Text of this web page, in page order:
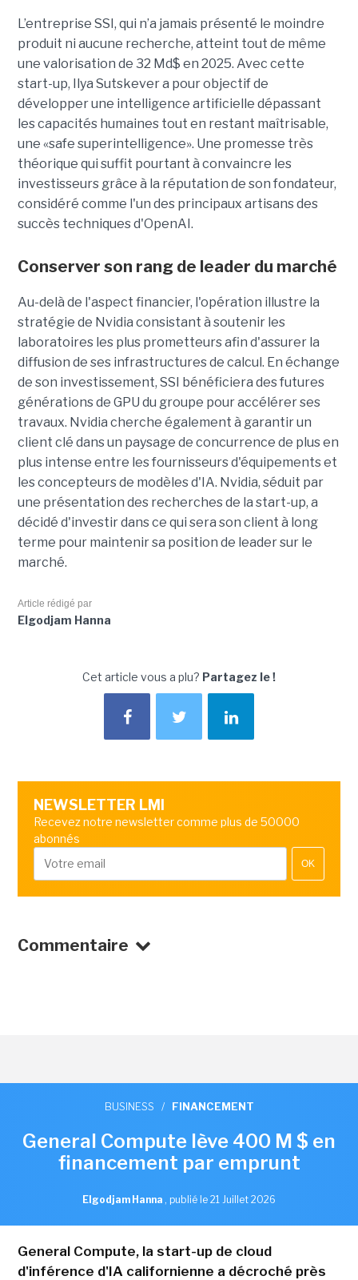
L’entreprise SSI, qui n’a jamais présenté le moindre
produit ni aucune recherche, atteint tout de même
une valorisation de 32 Md$ en 2025. Avec cette
start-up, Ilya Sutskever a pour objectif de
développer une intelligence artificielle dépassant
les capacités humaines tout en restant maîtrisable,
une «safe superintelligence». Une promesse très
théorique qui suffit pourtant à convaincre les
investisseurs grâce à la réputation de son fondateur,
considéré comme l'un des principaux artisans des
succès techniques d'OpenAI.
Conserver son rang de leader du marché
Au-delà de l'aspect financier, l'opération illustre la
stratégie de Nvidia consistant à soutenir les
laboratoires les plus prometteurs afin d'assurer la
diffusion de ses infrastructures de calcul. En échange
de son investissement, SSI bénéficiera des futures
générations de GPU du groupe pour accélérer ses
travaux. Nvidia cherche également à garantir un
client clé dans un paysage de concurrence de plus en
plus intense entre les fournisseurs d'équipements et
les concepteurs de modèles d'IA. Nvidia, séduit par
une présentation des recherches de la start-up, a
décidé d'investir dans ce qui sera son client à long
terme pour maintenir sa position de leader sur le
marché.
Article rédigé par
Elgodjam Hanna
Cet article vous a plu? Partagez le !
NEWSLETTER LMI
Recevez notre newsletter comme plus de 50000
abonnés
OK
Commentaire
BUSINESS / FINANCEMENT
General Compute lève 400 M $ en
financement par emprunt
Elgodjam Hanna , publié le 21 Juillet 2026
General Compute, la start-up de cloud
d'inférence d'IA californienne a décroché près